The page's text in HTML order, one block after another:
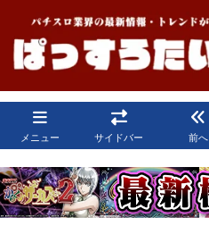
メニュー サイドバー 前へ